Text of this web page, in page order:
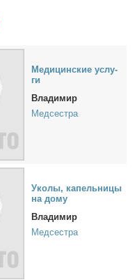
Ме­ди­цин­ские услу­
ги
Владимир
Медсестра
Уко­лы, ка­пель­ни­цы
на до­му
Владимир
Медсестра